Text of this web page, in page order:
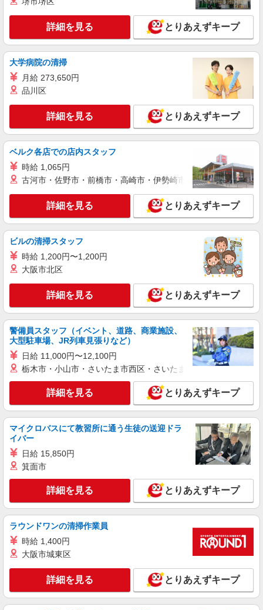
派遣社員
株式会社シエロ
人気機種に詳しくなれる携帯販売【docomo】
時給1400円〜1500円（経験・能力による） ※
残業代支給 ★交通費別途支給（規定あり） ゜
+゜・。○。・゜+゜・。○。・゜+゜ 入社祝い金10
有）★ ゜・。○。・゜+゜・。○。・゜+゜
キープ 詳細を見る
派遣社員
株式会社シエロ
時給1400円〜 ※残業代支給 ★交通費別途支給
（規定あり） ゜+゜・。○。・゜+゜・。○。・゜
+゜ 入社祝い金10万円支給(規定有) お友達を紹介
頂くと, インセンティブ支給(規定有) ★月2回払
い・週払い可能（規程有）★ ゜・。○。・゜
+゜・。○。・゜+゜
熊本県熊本市中央区のdocomoショップ
キープ 詳細を見る
派遣社員
株式会社シエロ
時給1400円〜1450円（経験・能力による） ※
残業代支給 ★交通費別途支給（規定あり） ゜
+゜・。○。・゜+゜・。○。・゜+゜ 入社祝い金10
万円支給(規定有) お友達を紹介頂くと, インセンテ
ィブ支給(規定有) ★月2回払い・週払い可能（規程
有）★ ゜・。○。・゜+゜・。○。・゜+゜
熊本県熊本市中央区の家電量販店
キープ 詳細を見る
派遣社員
人気機種に詳しくなれる携帯販売【docomo】
時給1400円〜1500円（経験・能力による） ※
残業代支給 ★交通費別途支給（規定あり） ゜
+゜・。○。・゜+゜・。○。・゜+゜ 入社祝い金10
有）★ ゜・。○。・゜+゜・。○。・゜+゜
詳細を見る
株式会社シエロ
人気機種に詳しくなれる携帯販売【docomo】
時給1400円〜1600円（経験・能力による） ※
残業代支給 ★交通費別途支給（規定あり） ゜
ィブ支給(規定有) ★月2回払い・週払い可能（規程
有）★ ゜・。○。・゜+゜・。○。・゜+゜
熊本県熊本市中央区の家電量販店
キープ 詳細を見る
詳細を見る とりあえずキープ
大学病院の清掃
月給 273,650円
品川区
詳細を見る とりあえずキープ
ベルク各店での店内スタッフ
時給 1,065円
古河市・佐野市・前橋市・高崎市・伊勢崎市・太田市・館林市
詳細を見る とりあえずキープ
ビルの清掃スタッフ
時給 1,200円〜1,200円
大阪市北区
詳細を見る とりあえずキープ
警備員スタッフ（イベント、道路、商業施設、
大型駐車場、JR列車見張りなど）
日給 11,000円〜12,100円
栃木市・小山市・さいたま市西区・さいたま市岩槻区・久喜市・
詳細を見る とりあえずキープ
マイクロバスにて教習所に通う生徒の送迎ドラ
イバー
日給 15,850円
箕面市
詳細を見る とりあえずキープ
ラウンドワンの清掃作業員
時給 1,400円
大阪市城東区
詳細を見る とりあえずキープ